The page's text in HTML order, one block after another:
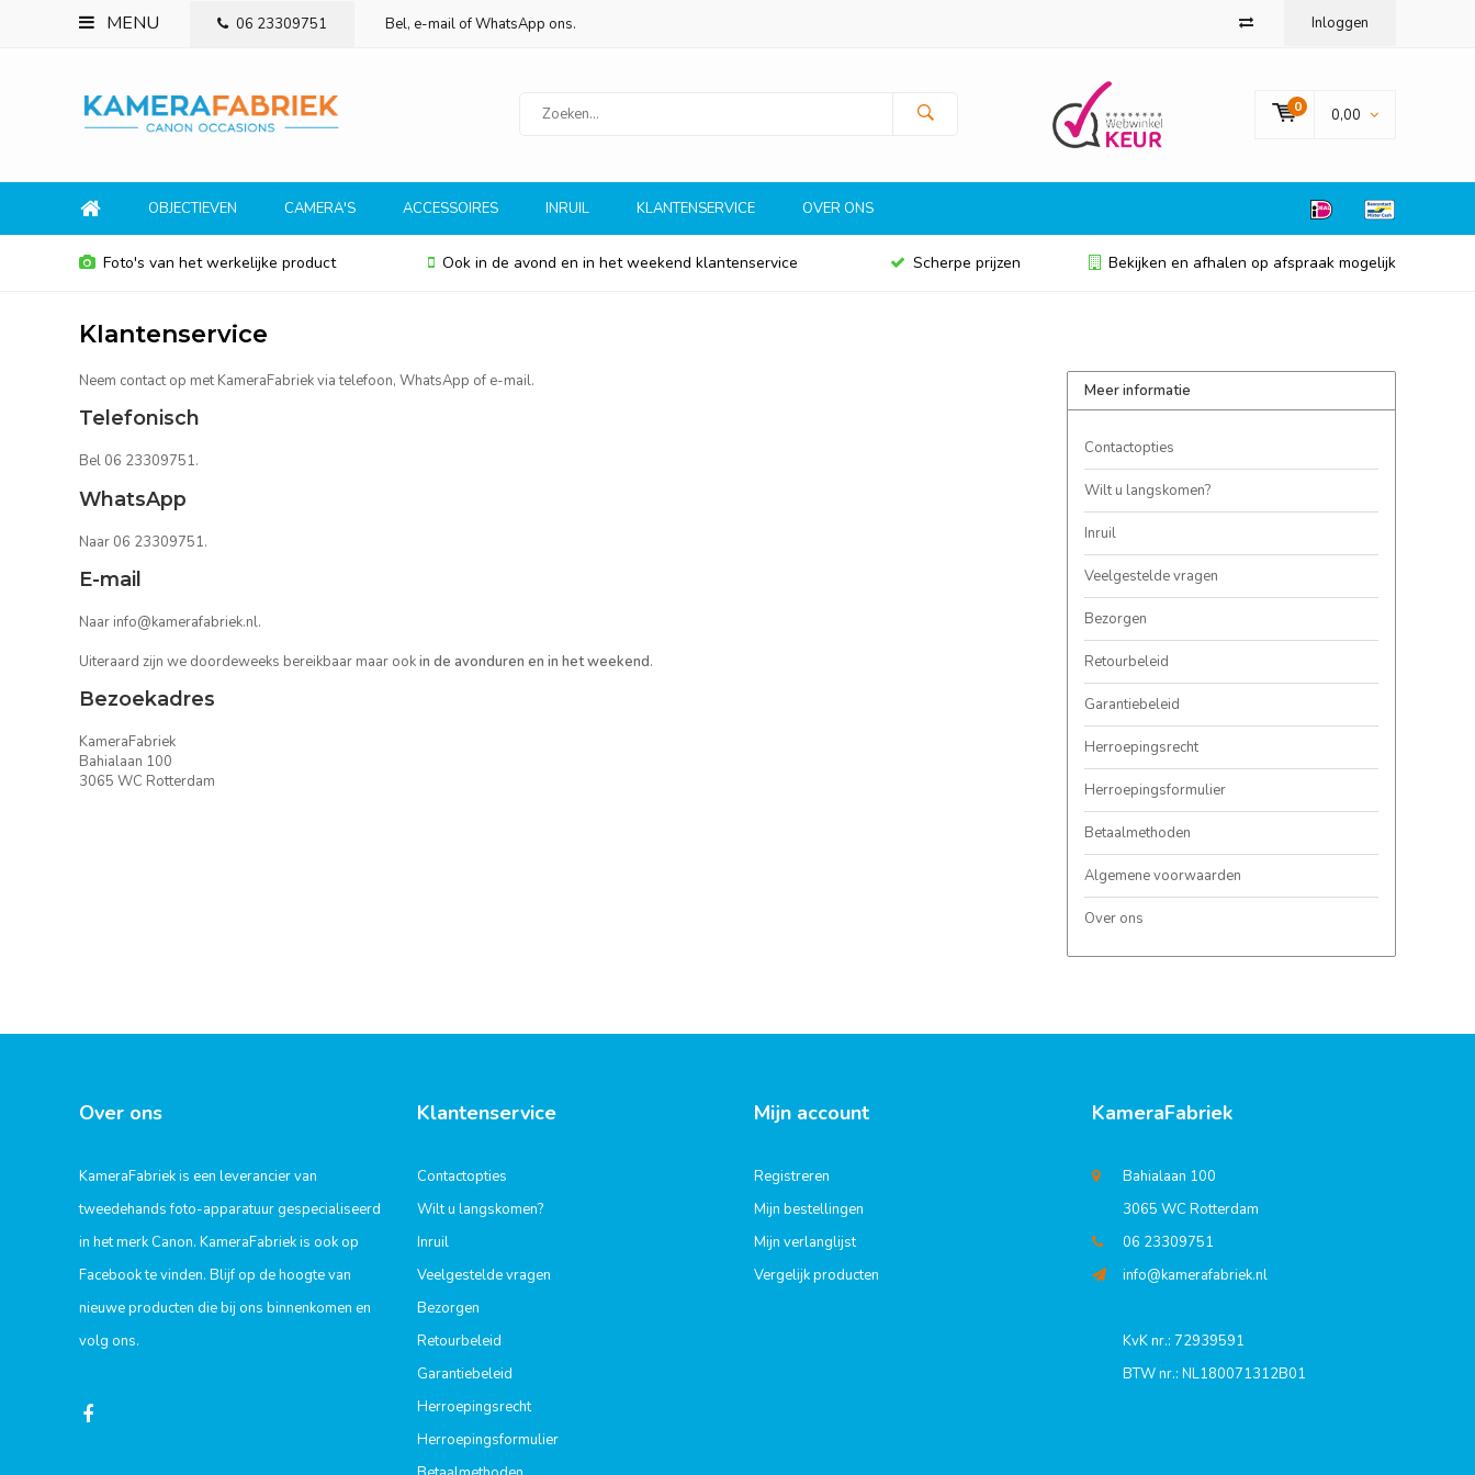
MENU 06 23309751 Bel, e-mail of WhatsApp ons. Inloggen
0 0,00
OBJECTIEVEN CAMERA'S ACCESSOIRES INRUIL KLANTENSERVICE OVER ONS
Foto's van het werkelijke product Ook in de avond en in het weekend klantenservice Scherpe prijzen Bekijken en afhalen op afspraak mogelijk
Klantenservice
Neem contact op met KameraFabriek via telefoon, WhatsApp of e-mail.
Telefonisch
Bel 06 23309751.
WhatsApp
Naar 06 23309751.
E-mail
Naar info@kamerafabriek.nl.
Uiteraard zijn we doordeweeks bereikbaar maar ookin de avonduren en in het weekend.
Bezoekadres
KameraFabriek
Bahialaan 100
3065 WC Rotterdam
Meer informatie
Contactopties
Wilt u langskomen?
Inruil
Veelgestelde vragen
Bezorgen
Retourbeleid
Garantiebeleid
Herroepingsrecht
Herroepingsformulier
Betaalmethoden
Algemene voorwaarden
Over ons
Over ons
KameraFabriek is een leverancier van
tweedehands foto-apparatuur gespecialiseerd
in het merk Canon. KameraFabriek is ook op
Facebook te vinden. Blijf op de hoogte van
nieuwe producten die bij ons binnenkomen en
volg ons.
Klantenservice
Contactopties
Wilt u langskomen?
Inruil
Veelgestelde vragen
Bezorgen
Retourbeleid
Garantiebeleid
Herroepingsrecht
Herroepingsformulier
Mijn account
Registreren
Mijn bestellingen
Mijn verlanglijst
Vergelijk producten
KameraFabriek
Bahialaan 100
3065 WC Rotterdam
06 23309751
info@kamerafabriek.nl
KvK nr.: 72939591
BTW nr.: NL180071312B01